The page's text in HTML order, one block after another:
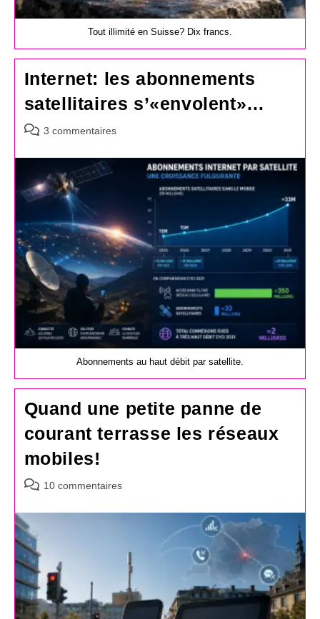
Tout illimité en Suisse? Dix francs.
Internet: les abonnements
satellitaires s’«envolent»…
Commentaires
la
publication :
3 commentaires
Abonnements au haut débit par satellite.
Quand une petite panne de
courant terrasse les réseaux
mobiles!
Commentaires
la
publication :
10 commentaires